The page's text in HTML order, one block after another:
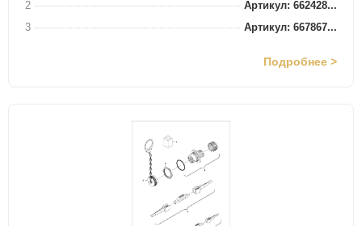
2
Артикул: 662428...
3
Артикул: 667867...
Подробнее >